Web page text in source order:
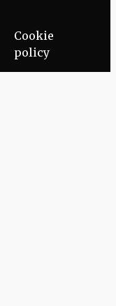
Cookie
policy